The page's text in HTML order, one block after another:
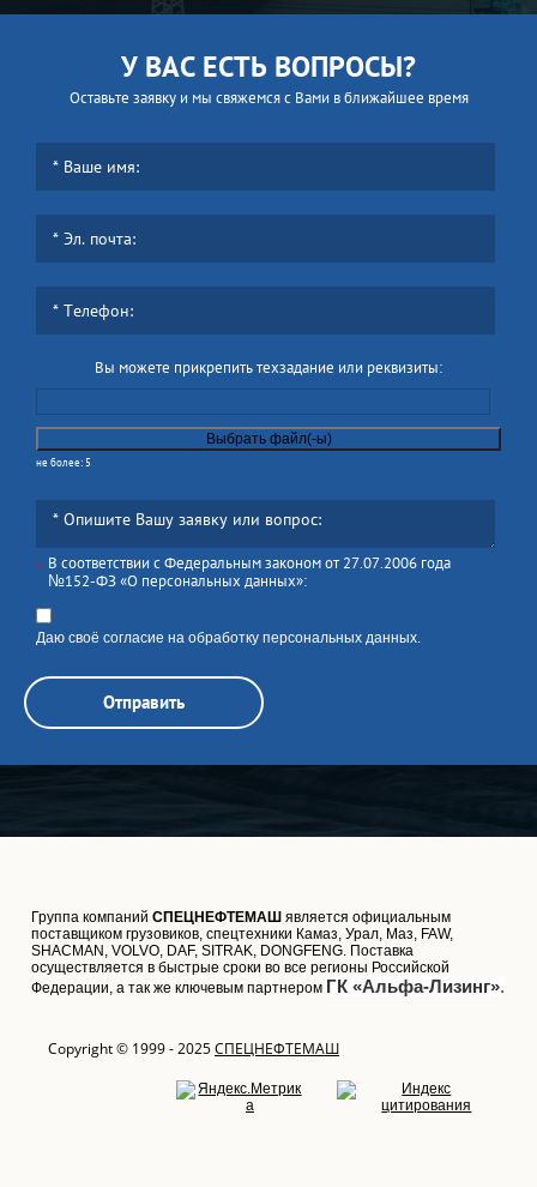
У ВАС ЕСТЬ ВОПРОСЫ?
Оставьте заявку и мы свяжемся с Вами в ближайшее время
Вы можете прикрепить техзадание или реквизиты:
не более: 5
* В соответствии с Федеральным законом от 27.07.2006 года
№152-ФЗ «О персональных данных»:
Даю своё согласие на обработку персональных данных.
Отправить
Группа компаний СПЕЦНЕФТЕМАШ является официальным
поставщиком грузовиков, спецтехники Камаз, Урал, Маз, FAW,
SHACMAN, VOLVO, DAF, SITRAK, DONGFENG. Поставка
осуществляется в быстрые сроки во все регионы Российской
Федерации, а так же ключевым партнером ГК «Альфа-Лизинг».
Copyright © 1999 - 2025СПЕЦНЕФТЕМАШ